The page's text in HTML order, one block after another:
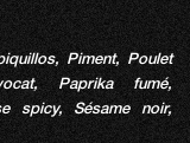
Piment, Poulet
Paprika fumé,
spicy, Sésame noir,